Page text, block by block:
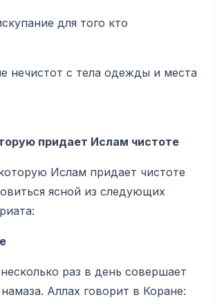
для того кто
с тела одежды и места
придает Ислам чистоте
Ислам придает чистоте
ясной из следующих
раз в день совершает
Аллах говорит в Коране: